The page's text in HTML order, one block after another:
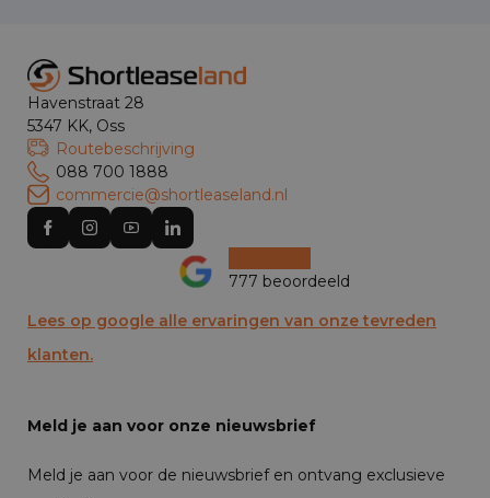
Havenstraat 28
5347 KK, Oss
Routebeschrijving
088 700 1888
commercie@shortleaseland.nl
777 beoordeeld
Lees op google alle ervaringen van onze tevreden
klanten.
Meld je aan voor onze nieuwsbrief
Meld je aan voor de nieuwsbrief en ontvang exclusieve